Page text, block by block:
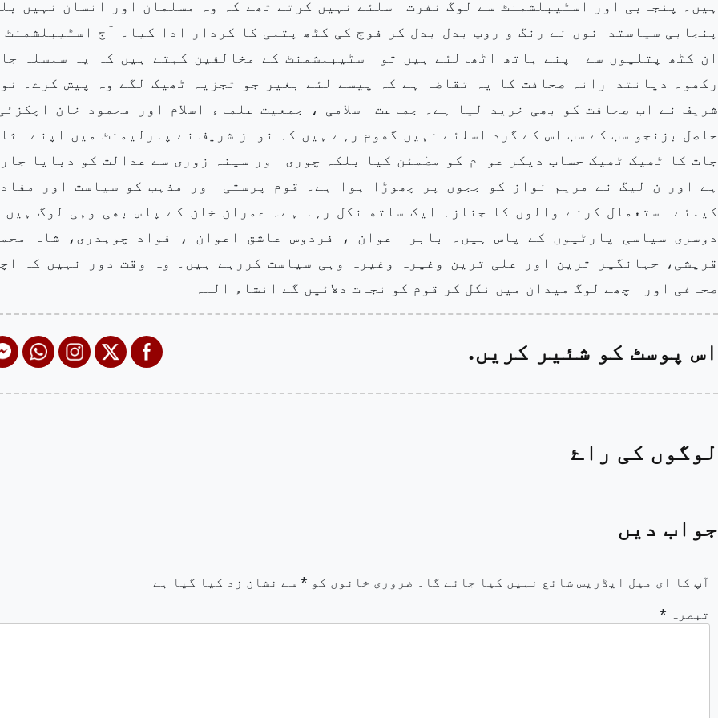
ہیں۔ پنجابی اور اسٹیبلشمنٹ سے لوگ نفرت اسلئے نہیں کرتے تھے کہ وہ مسلمان اور انسان نہیں
پنجابی سیاستدانوں نے رنگ و روپ بدل بدل کر فوج کی کٹھ پتلی کا کردار ادا کیا۔ آج اسٹیبلشمنٹ
ان کٹھ پتلیوں سے اپنے ہاتھ اٹھالئے ہیں تو اسٹیبلشمنٹ کے مخالفین کہتے ہیں کہ یہ سلسلہ
رکھو۔ دیانتدارانہ صحافت کا یہ تقاضہ ہے کہ پیسے لئے بغیر جو تجزیہ ٹھیک لگے وہ پیش کرے۔
شریف نے اب صحافت کو بھی خرید لیا ہے۔ جماعت اسلامی ، جمعیت علماء اسلام اور محمود خان
حاصل بزنجو سب کے سب اس کے گرد اسلئے نہیں گھوم رہے ہیں کہ نواز شریف نے پارلیمنٹ میں اپنے
جات کا ٹھیک ٹھیک حساب دیکر عوام کو مطمئن کیا بلکہ چوری اور سینہ زوری سے عدالت کو دبایا
ہے اور ن لیگ نے مریم نواز کو ججوں پر چھوڑا ہوا ہے۔ قوم پرستی اور مذہب کو سیاست اور
کیلئے استعمال کرنے والوں کا جنازہ ایک ساتھ نکل رہا ہے۔ عمران خان کے پاس بھی وہی لوگ ہیں
دوسری سیاسی پارٹیوں کے پاس ہیں۔ بابر اعوان ، فردوس عاشق اعوان ، فواد چوہدری، شاہ
قریشی، جہانگیر ترین اور علی ترین وغیرہ وغیرہ وہی سیاست کررہے ہیں۔ وہ وقت دور نہیں کہ
صحافی اور اچھے لوگ میدان میں نکل کر قوم کو نجات دلائیں گے انشاء اللہ
اس پوسٹ کو شئیر کریں.
لوگوں کی راۓ
جواب دیں
آپ کا ای میل ایڈریس شائع نہیں کیا جائے گا۔ ضروری خانوں کو * سے نشان زد کیا گیا ہے
تبصرہ *